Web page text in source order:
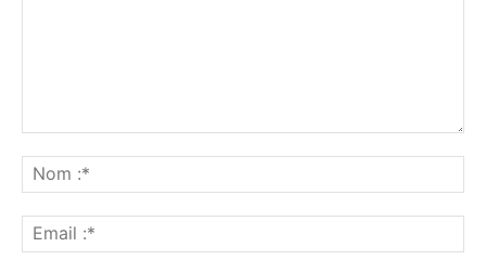
:*
:*